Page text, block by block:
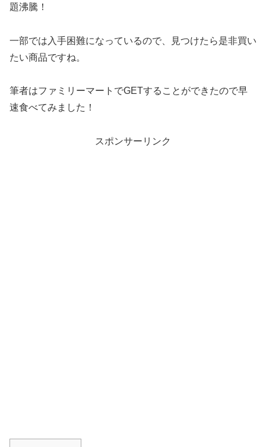
題沸騰！
一部では入手困難になっているので、見つけたら是非買い
たい商品ですね。
筆者はファミリーマートでGETすることができたので早
速食べてみました！
スポンサーリンク